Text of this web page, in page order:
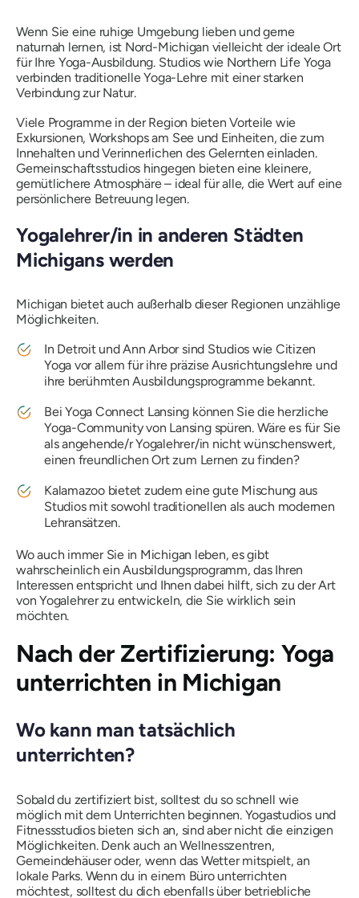
Wenn Sie eine ruhige Umgebung lieben und gerne
naturnah lernen, ist Nord-Michigan vielleicht der ideale Ort
für Ihre Yoga-Ausbildung. Studios wie Northern Life Yoga
verbinden traditionelle Yoga-Lehre mit einer starken
Verbindung zur Natur.
Viele Programme in der Region bieten Vorteile wie
Exkursionen, Workshops am See und Einheiten, die zum
Innehalten und Verinnerlichen des Gelernten einladen.
Gemeinschaftsstudios hingegen bieten eine kleinere,
gemütlichere Atmosphäre – ideal für alle, die Wert auf eine
persönlichere Betreuung legen.
Yogalehrer/in in anderen Städten
Michigans werden
Michigan bietet auch außerhalb dieser Regionen unzählige
Möglichkeiten.
In Detroit und Ann Arbor sind Studios wie Citizen
Yoga vor allem für ihre präzise Ausrichtungslehre und
ihre berühmten Ausbildungsprogramme bekannt.
Bei Yoga Connect Lansing können Sie die herzliche
Yoga-Community von Lansing spüren. Wäre es für Sie
als angehende/r Yogalehrer/in nicht wünschenswert,
einen freundlichen Ort zum Lernen zu finden?
Kalamazoo bietet zudem eine gute Mischung aus
Studios mit sowohl traditionellen als auch modernen
Lehransätzen.
Wo auch immer Sie in Michigan leben, es gibt
wahrscheinlich ein Ausbildungsprogramm, das Ihren
Interessen entspricht und Ihnen dabei hilft, sich zu der Art
von Yogalehrer zu entwickeln, die Sie wirklich sein
möchten.
Nach der Zertifizierung: Yoga
unterrichten in Michigan
Wo kann man tatsächlich
unterrichten?
Sobald du zertifiziert bist, solltest du so schnell wie
möglich mit dem Unterrichten beginnen. Yogastudios und
Fitnessstudios bieten sich an, sind aber nicht die einzigen
Möglichkeiten. Denk auch an Wellnesszentren,
Gemeindehäuser oder, wenn das Wetter mitspielt, an
lokale Parks. Wenn du in einem Büro unterrichten
möchtest, solltest du dich ebenfalls über betriebliche